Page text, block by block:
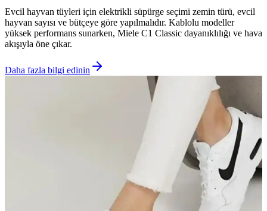
Evcil hayvan tüyleri için elektrikli süpürge seçimi zemin türü, evcil
hayvan sayısı ve bütçeye göre yapılmalıdır. Kablolu modeller
yüksek performans sunarken, Miele C1 Classic dayanıklılığı ve hava
akışıyla öne çıkar.
Daha fazla bilgi edinin